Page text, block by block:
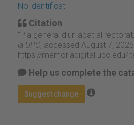
No identificat
Citation
“Pla general d'un àpat al
la UPC, accessed August 7,
https://memoriadigital.upc.edu/
Help us complete the
Suggest change